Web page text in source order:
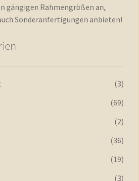
gängigen Rahmengrößen an,
Sonderanfertigungen anbieten!
(3)
(69)
(2)
(36)
(19)
(3)